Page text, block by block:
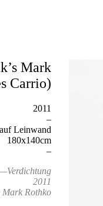
Mark
Carrio)
2011
–
Leinwand
180x140cm
–
2011
Mark Rothko